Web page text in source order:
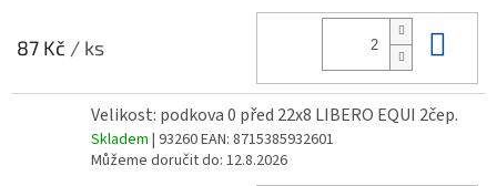
87 Kč / ks
Velikost: podkova 0 před 22x8 LIBERO EQUI 2čep.
Skladem | 93260EAN: 8715385932601
Můžeme doručit do: 12.8.2026